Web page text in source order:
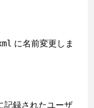
に名前変更しま
記録されたユーザ